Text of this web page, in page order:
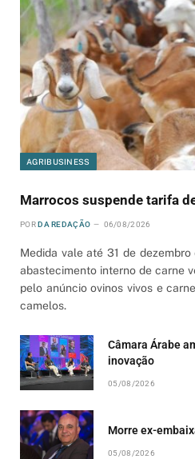
AGRIBUSINESS
Marrocos suspende tarifa
POR DA REDAÇÃO 06/08/2026
Medida vale até 31 de
abastecimento interno de carne
pelo anúncio ovinos vivos e
camelos.
Câmara Árabe
inovação
05/08/2026
Morre ex-
05/08/2026